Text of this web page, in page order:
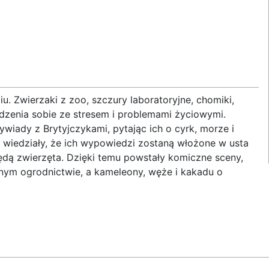
Zwierzaki z zoo, szczury laboratoryjne, chomiki,
sobie ze stresem i problemami życiowymi.
z Brytyjczykami, pytając ich o cyrk, morze i
że ich wypowiedzi zostaną włożone w usta
zwierzęta. Dzięki temu powstały komiczne sceny,
ogrodnictwie, a kameleony, węże i kakadu o